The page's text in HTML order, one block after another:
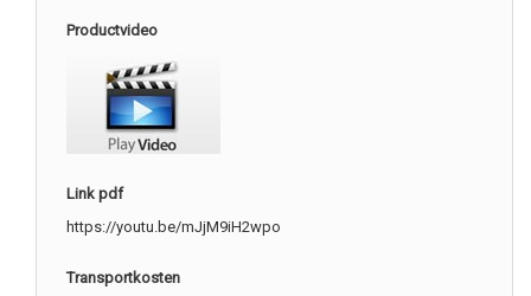
Productvideo
Link pdf
https://youtu.be/mJjM9iH2wpo
Transportkosten